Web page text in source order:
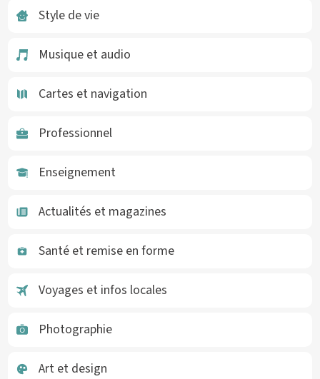
Style de vie
Musique et audio
Cartes et navigation
Professionnel
Enseignement
Actualités et magazines
Santé et remise en forme
Voyages et infos locales
Photographie
Art et design